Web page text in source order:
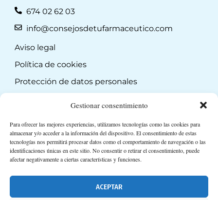
Gestionar consentimiento
Para ofrecer las mejores experiencias, utilizamos tecnologías como las cookies para
almacenar y/o acceder a la información del dispositivo. El consentimiento de estas
tecnologías nos permitirá procesar datos como el comportamiento de navegación o las
identificaciones únicas en este sitio. No consentir o retirar el consentimiento, puede
afectar negativamente a ciertas características y funciones.
ACEPTAR
674 02 62 03
info@consejosdetufarmaceutico.com
Aviso legal
Política de cookies
Protección de datos personales